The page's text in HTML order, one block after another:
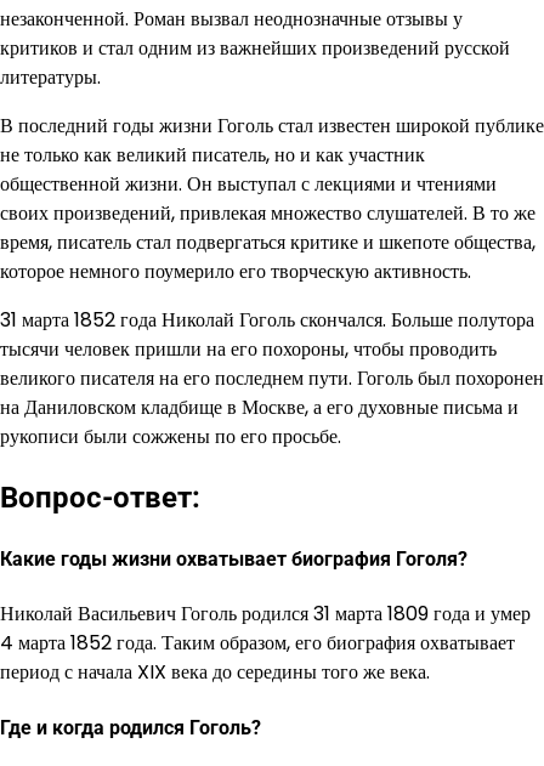
незаконченной. Роман вызвал неоднозначные отзывы у
критиков и стал одним из важнейших произведений русской
литературы.
В последний годы жизни Гоголь стал известен широкой публике
не только как великий писатель, но и как участник
общественной жизни. Он выступал с лекциями и чтениями
своих произведений, привлекая множество слушателей. В то же
время, писатель стал подвергаться критике и шкепоте общества,
которое немного поумерило его творческую активность.
31 марта 1852 года Николай Гоголь скончался. Больше полутора
тысячи человек пришли на его похороны, чтобы проводить
великого писателя на его последнем пути. Гоголь был похоронен
на Даниловском кладбище в Москве, а его духовные письма и
рукописи были сожжены по его просьбе.
Вопрос-ответ:
Какие годы жизни охватывает биография Гоголя?
Николай Васильевич Гоголь родился 31 марта 1809 года и умер
4 марта 1852 года. Таким образом, его биография охватывает
период с начала XIX века до середины того же века.
Где и когда родился Гоголь?